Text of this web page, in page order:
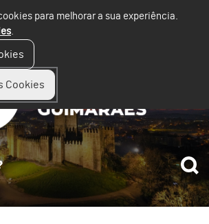
para melhorar a sua experiência.
.
Cookies